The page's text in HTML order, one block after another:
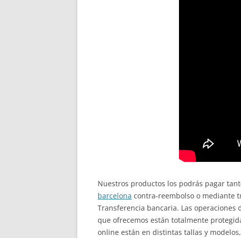
Nuestros productos los podrás pagar
barcelona contra-reembolso o mediante
Transferencia bancaria. Las operaciones
que ofrecemos están totalmente
online están en distintas tallas y